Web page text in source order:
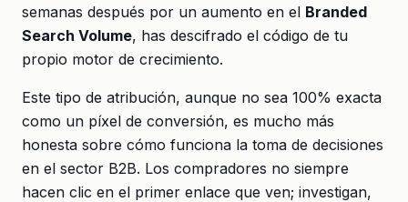
semanas después por un aumento en el Branded
Search Volume, has descifrado el código de tu
propio motor de crecimiento.
Este tipo de atribución, aunque no sea 100% exacta
como un píxel de conversión, es mucho más
honesta sobre cómo funciona la toma de decisiones
en el sector B2B. Los compradores no siempre
hacen clic en el primer enlace que ven; investigan,